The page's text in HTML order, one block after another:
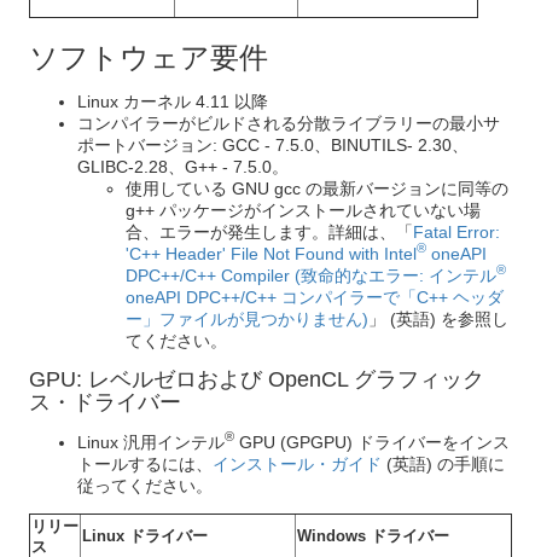
ソフトウェア要件
Linux カーネル 4.11 以降
コンパイラーがビルドされる分散ライブラリーの最小サ
ポートバージョン: GCC - 7.5.0、BINUTILS- 2.30、
GLIBC-2.28、G++ - 7.5.0。
使用している GNU gcc の最新バージョンに同等の
g++ パッケージがインストールされていない場
合、エラーが発生します。詳細は、「Fatal Error:
'C++ Header' File Not Found with Intel® oneAPI
DPC++/C++ Compiler (致命的なエラー: インテル®
oneAPI DPC++/C++ コンパイラーで「C++ ヘッダ
ー」ファイルが見つかりません) 」 (英語) を参照し
てください。
GPU: レベルゼロおよび OpenCL グラフィック
ス・ドライバー
Linux 汎用インテル® GPU (GPGPU) ドライバーをインス
トールするには、 インストール・ガイド (英語) の手順に
従ってください。
リリー
ス
Linux ドライバー Windows ドライバー